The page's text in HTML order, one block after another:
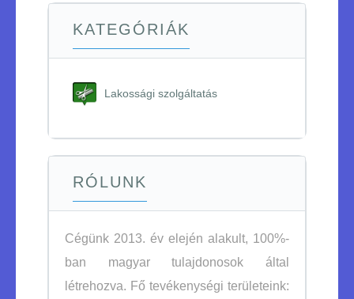
KATEGÓRIÁK
Lakossági szolgáltatás
RÓLUNK
Cégünk 2013. év elején alakult, 100%-
ban magyar tulajdonosok által
létrehozva. Fő tevékenységi területeink: